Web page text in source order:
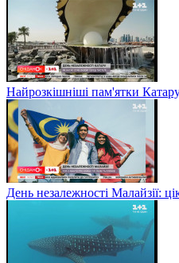
Найрозкішніші пам'ятки
День незалежності Малайзії: